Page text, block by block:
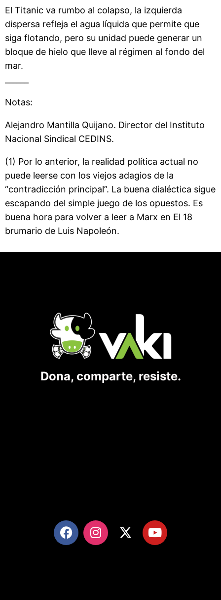
El Titanic va rumbo al colapso, la izquierda
dispersa refleja el agua líquida que permite que
siga flotando, pero su unidad puede generar un
bloque de hielo que lleve al régimen al fondo del
mar.
Notas:
Alejandro Mantilla Quijano. Director del Instituto
Nacional Sindical CEDINS.
(1) Por lo anterior, la realidad política actual no
puede leerse con los viejos adagios de la
“contradicción principal”. La buena dialéctica sigue
escapando del simple juego de los opuestos. Es
buena hora para volver a leer a Marx en El 18
brumario de Luis Napoleón.
Dona, comparte, resiste.